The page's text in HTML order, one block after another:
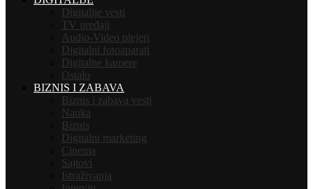
Digitalije vesti
TV uređaji
Audio-Video plejeri
Digitalni fotoaparati
Digitalne kamere
Ostalo
BIZNIS I ZABAVA
Biznis i zabava vesti
Nauka
Biznis
Digitalni marketing
Cinema
Sajtovi
Istraživanja